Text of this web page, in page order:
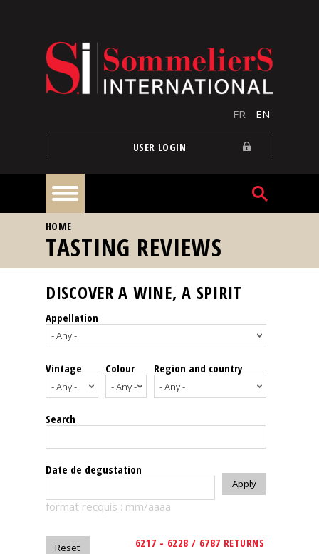
FR EN
USER LOGIN
Home
Our
events
Spirits
Tasting
reviews
The
magazine
YOU ARE HERE
HOME
TASTING REVIEWS
DISCOVER A WINE, A SPIRIT
Appellation
Vintage Colour Region and country
Search
Date de degustation
format recquis : mm/aaaa
6217 - 6228 / 6787 RETURNS